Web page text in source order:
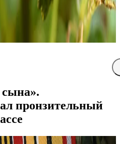
пронзительный